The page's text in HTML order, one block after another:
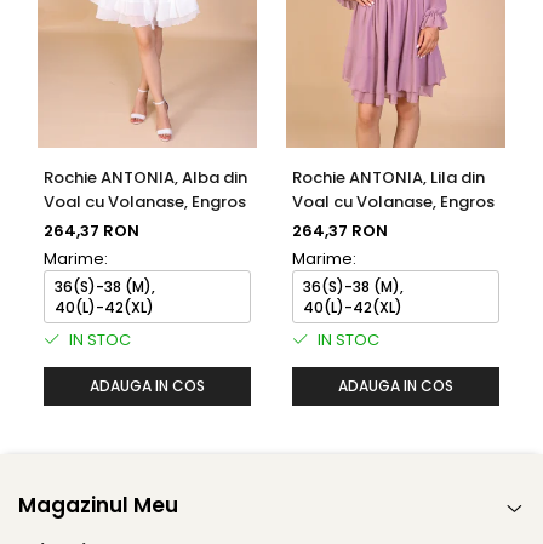
Rochie ANTONIA, Alba din
Voal cu Volanase, Engros
264,37 RON
Marime:
36(S)-38 (M),
40(L)-42(XL)
IN STOC
ADAUGA IN COS
Rochie ANTONIA, Lila din
Voal cu Volanase, Engros
264,37 RON
Marime:
36(S)-38 (M),
40(L)-42(XL)
IN STOC
ADAUGA IN COS
Magazinul Meu